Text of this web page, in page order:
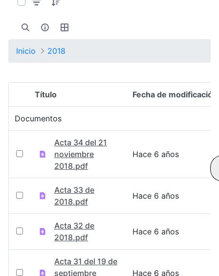
Inicio 2018
Selección del elemento
Título Fecha de modificación
Documentos
Acta 34 del 21
noviembre
2018.pdf
Hace 6 años
Acta 33 de
2018.pdf
Hace 6 años
Acta 32 de
2018.pdf
Hace 6 años
Acta 31 del 19 de
septiembre
Hace 6 años